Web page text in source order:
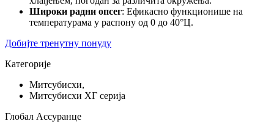
Широки радни опсег: Ефикасно функционише на
температурама у распону од 0 до 40°Ц.
Добијте тренутну понуду
Категорије
Митсубисхи,
Митсубисхи ХГ серија
Глобал Ассуранце